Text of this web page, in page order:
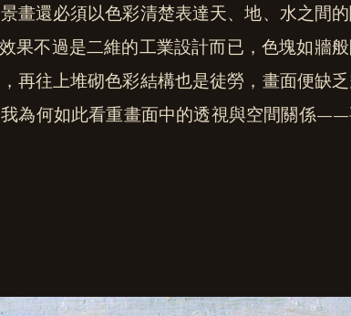
畫還必須以色彩清楚表達天、地、水之間
不過是二維的工業設計而已，色塊如牆般
再往上堆砌色彩結構也是徒勞，畫面便缺
為何如此看重畫面中的透視與空間關係